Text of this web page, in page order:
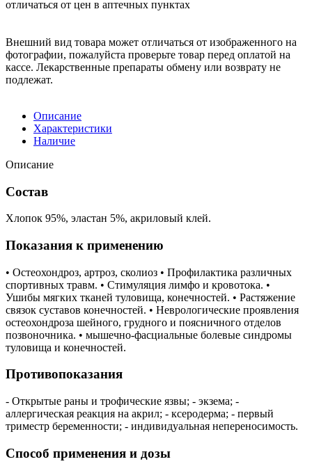
отличаться от цен в аптечных пунктах
Внешний вид товара может отличаться от изображенного на
фотографии, пожалуйста проверьте товар перед оплатой на
кассе. Лекарственные препараты обмену или возврату не
подлежат.
Описание
Характеристики
Наличие
Описание
Состав
Хлопок 95%, эластан 5%, акриловый клей.
Показания к применению
• Остеохондроз, артроз, сколиоз • Профилактика различных
спортивных травм. • Стимуляция лимфо и кровотока. •
Ушибы мягких тканей туловища, конечностей. • Растяжение
связок суставов конечностей. • Неврологические проявления
остеохондроза шейного, грудного и поясничного отделов
позвоночника. • мышечно-фасциальные болевые синдромы
туловища и конечностей.
Противопоказания
- Открытые раны и трофические язвы; - экзема; -
аллергическая реакция на акрил; - ксеродерма; - первый
триместр беременности; - индивидуальная непереносимость.
Способ применения и дозы